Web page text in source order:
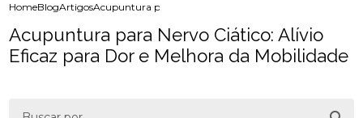
HomeBlogArtigosAcupuntura para Nervo Ciático: Alívio Eficaz para Dor e
Acupuntura para Nervo Ciático: Alívio
Eficaz para Dor e Melhora da Mobilidade